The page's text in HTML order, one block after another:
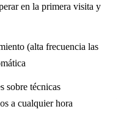
en la primera visita y
(alta frecuencia las
sobre técnicas
a cualquier hora